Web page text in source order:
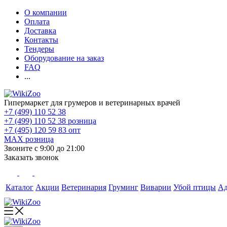
О компании
Оплата
Доставка
Контакты
Тендеры
Оборудование на заказ
FAQ
...
Гипермаркет для грумеров и ветеринарных врачей
+7 (499) 110 52 38
+7 (499) 110 52 38 розница
+7 (495) 120 59 83 опт
MAX розница
Звоните с 9:00 до 21:00
Заказать звонок
Каталог Акции Ветеринария Груминг Виварии Убой птицы